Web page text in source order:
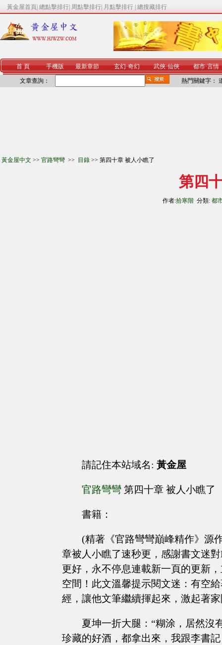
黃金屋首頁 總點擊排行 周點擊排行 月點擊排行 總搜藏排行
首 頁 手機版 最新章節 玄幻·奇幻 武俠·仙俠 都市·言情
文章查詢： 熱門關鍵字：
黃金屋中文 >> 官路彎彎 >> 目錄 >> 第四十章 被人小瞧了
第四
作者:拾寒階 分類: 都
請記住本站域名: 黃金屋
官路彎彎 第四十章 被人小瞧了
書籍：
(精著《官路彎彎巔峰精作》源
章被人小瞧了速秒更，感謝書文迷
更好，永不停息連載新一頁的更新
空間！此文溫馨提示閱文迷：有空
經，讓他文筆繼續揮起來，激起著
夏坤一折大腿：“糊涂，居然沒
珍藏的好酒，都拿出來，我跟李書